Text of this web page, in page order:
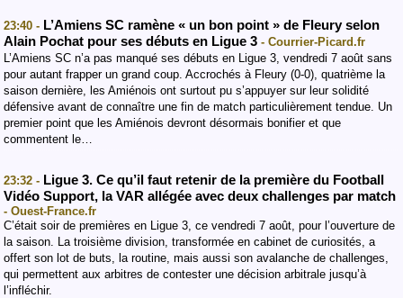
23:40 - L’Amiens SC ramène « un bon point » de Fleury selon
Alain Pochat pour ses débuts en Ligue 3 - Courrier-Picard.fr
L’Amiens SC n’a pas manqué ses débuts en Ligue 3, vendredi 7 août sans
pour autant frapper un grand coup. Accrochés à Fleury (0-0), quatrième la
saison dernière, les Amiénois ont surtout pu s’appuyer sur leur solidité
défensive avant de connaître une fin de match particulièrement tendue. Un
premier point que les Amiénois devront désormais bonifier et que
commentent le…
23:32 - Ligue 3. Ce qu’il faut retenir de la première du Football
Vidéo Support, la VAR allégée avec deux challenges par match
- Ouest-France.fr
C’était soir de premières en Ligue 3, ce vendredi 7 août, pour l’ouverture de
la saison. La troisième division, transformée en cabinet de curiosités, a
offert son lot de buts, la routine, mais aussi son avalanche de challenges,
qui permettent aux arbitres de contester une décision arbitrale jusqu’à
l’infléchir.